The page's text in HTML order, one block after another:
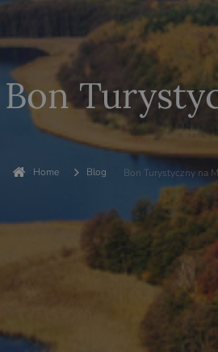
Bon
Home Blog Bon Turystyczny na